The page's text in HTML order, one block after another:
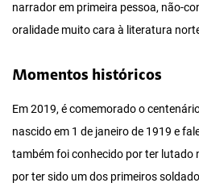
narrador em primeira pessoa, não-
oralidade muito cara à literatura
Momentos históricos
Em 2019, é comemorado o
nascido em 1 de janeiro de 1919 e
também foi conhecido por ter lutado
por ter sido um dos primeiros